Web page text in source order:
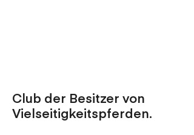
Club der Besitzer von
Vielseitigkeitspferden.